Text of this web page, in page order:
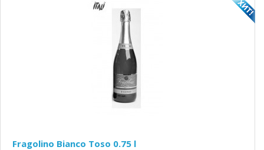
Fragolino Bianco Toso 0.75 l